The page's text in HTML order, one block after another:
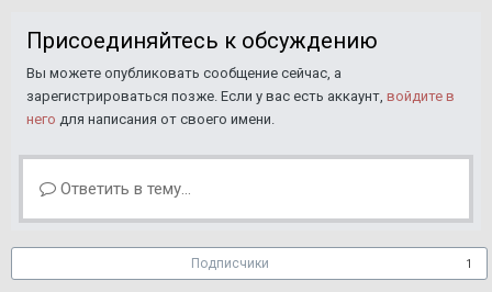
Присоединяйтесь к обсуждению
Вы можете опубликовать сообщение сейчас, а
зарегистрироваться позже. Если у вас есть аккаунт, войдите в
него для написания от своего имени.
Ответить в тему...
Подписчики 1